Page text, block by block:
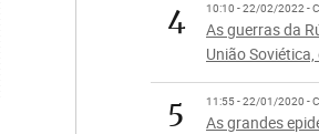
4 10:10 - 22/02/2022 -
As guerras da
União Soviética,
5 11:55 - 22/01/2020 -
As grandes